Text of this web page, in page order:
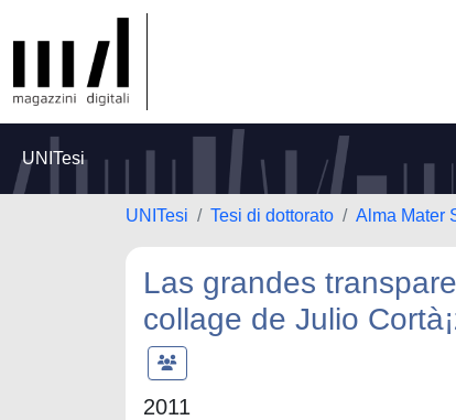
UNITesi
UNITesi Tesi di dottorato Alma Mater
Las grandes
collage de Julio
2011